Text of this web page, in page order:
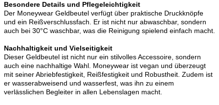
Besondere Details und Pflegeleichtigkeit
Der Moneywear Geldbeutel verfügt über praktische Druckknöpfe
und ein Reißverschlussfach. Er ist nicht nur abwaschbar, sondern
auch bei 30°C waschbar, was die Reinigung spielend einfach macht.
Nachhaltigkeit und Vielseitigkeit
Dieser Geldbeutel ist nicht nur ein stilvolles Accessoire, sondern
auch eine nachhaltige Wahl. Moneywear ist vegan und überzeugt
mit seiner Abriebfestigkeit, Reißfestigkeit und Robustheit. Zudem ist
er wasserabweisend und wasserfest, was ihn zu einem
verlässlichen Begleiter in allen Lebenslagen macht.